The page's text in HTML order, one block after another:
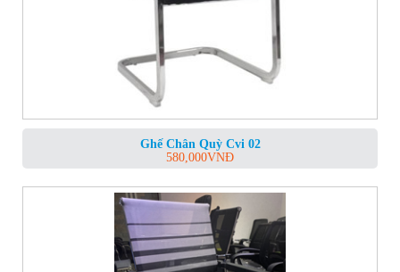
Ghế Chân Quỳ Cvi 02
580,000VNĐ